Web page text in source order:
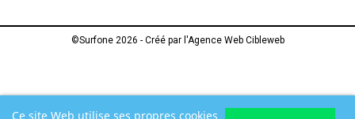
©Surfone 2026 - Créé par l'Agence Web Cibleweb
Ce site Web utilise ses propres cookies